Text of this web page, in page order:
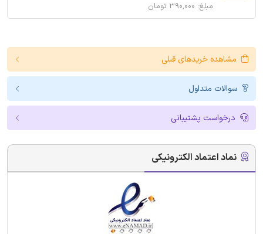
مبلغ: ۳۹۰,۰۰۰ تومان
مشاهده خریدهای قبلی
سوالات متداول
درخواست پشتیبانی
نماد اعتماد الکترونیکی